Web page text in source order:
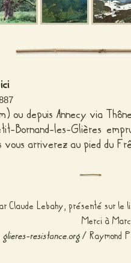
ou depuis Annecy via
Bornand-les-Glières
vous arriverez au pied du
Claude Lebahy, présenté sur
Merci à
glieres-resistance.org/ Raymond